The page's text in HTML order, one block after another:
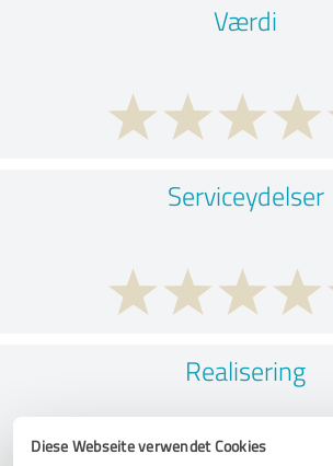
Diese Webseite verwendet Cookies
Værdi
Serviceydelser
Realisering